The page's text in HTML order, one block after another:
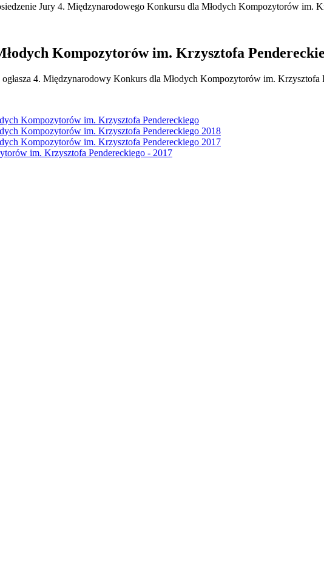
Jury 4. Międzynarodowego Konkursu dla Młodych Kompozytorów im.
Kompozytorów im. Krzysztofa
4. Międzynarodowy Konkurs dla Młodych Kompozytorów im. Krzysztofa
Kompozytorów im. Krzysztofa Pendereckiego
Kompozytorów im. Krzysztofa Pendereckiego 2018
Kompozytorów im. Krzysztofa Pendereckiego 2017
im. Krzysztofa Pendereckiego - 2017